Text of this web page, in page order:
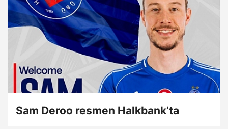
Sam Deroo resmen Halkbank’ta